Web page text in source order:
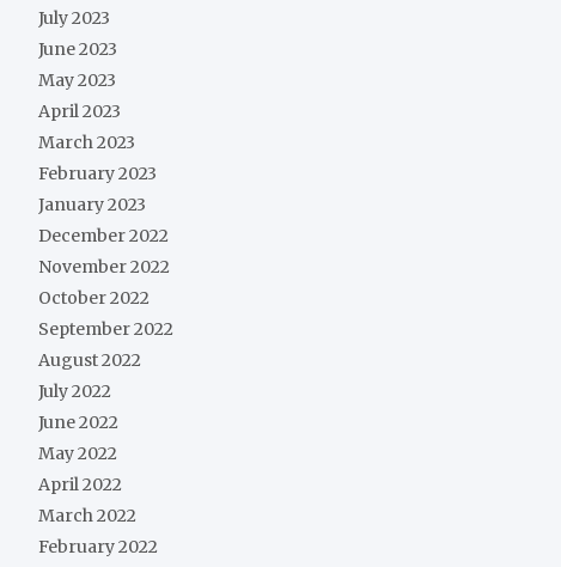
July 2023
June 2023
May 2023
April 2023
March 2023
February 2023
January 2023
December 2022
November 2022
October 2022
September 2022
August 2022
July 2022
June 2022
May 2022
April 2022
March 2022
February 2022